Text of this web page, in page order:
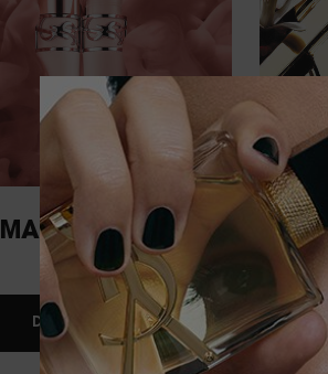
MAQUILLAGE
DÉCOUVRIR